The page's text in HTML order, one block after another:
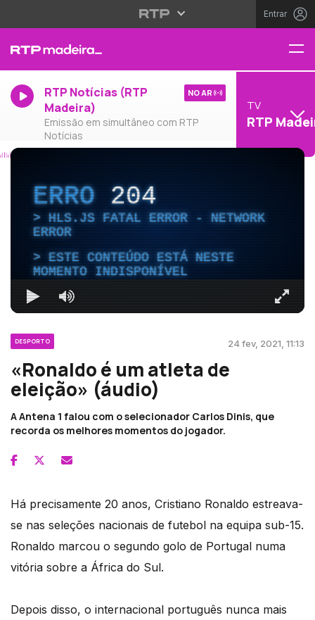
Entrar
RTP Notícias (RTP
Madeira)
Emissão em simultâneo com RTP
Notícias
NO AR
TV
RTP
ERRO204
HLS.JS FATAL ERROR - NETWORK
ERROR
ESTE CONTEÚDO ESTÁ NESTE
MOMENTO INDISPONÍVEL
DESPORTO 24 fev, 2021, 11:13
«Ronaldo é um atleta de
eleição» (áudio)
A Antena 1 falou com o selecionador Carlos Dinis, que
recorda os melhores momentos do jogador.
Há precisamente 20 anos, Cristiano Ronaldo estreava-
se nas seleções nacionais de futebol na equipa sub-15.
Ronaldo marcou o segundo golo de Portugal numa
vitória sobre a África do Sul.
Depois disso, o internacional português nunca mais